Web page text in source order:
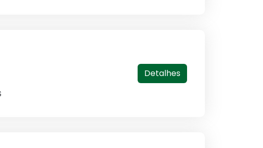
Detalhes